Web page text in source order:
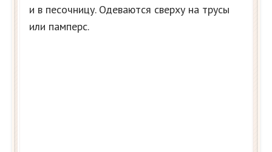
и в песочницу. Одеваются сверху на трусы
или памперс.